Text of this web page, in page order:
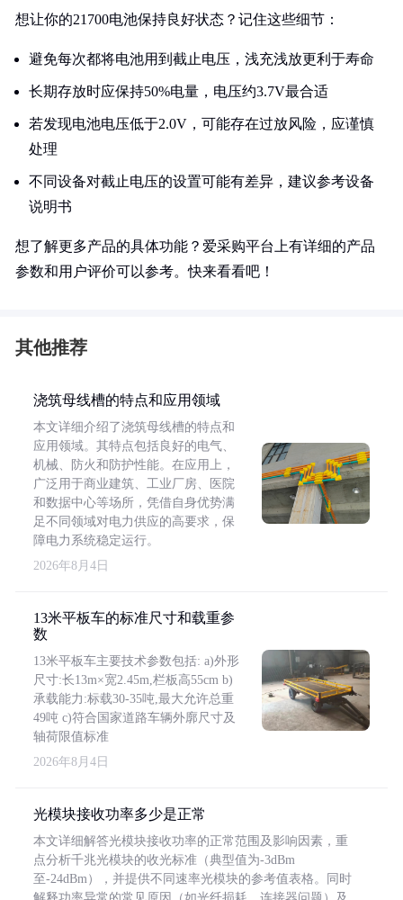
想让你的21700电池保持良好状态？记住这些细节：
避免每次都将电池用到截止电压，浅充浅放更利于寿命
长期存放时应保持50%电量，电压约3.7V最合适
若发现电池电压低于2.0V，可能存在过放风险，应谨慎
处理
不同设备对截止电压的设置可能有差异，建议参考设备
说明书
想了解更多产品的具体功能？爱采购平台上有详细的产品
参数和用户评价可以参考。快来看看吧！
其他推荐
浇筑母线槽的特点和应用领域
本文详细介绍了浇筑母线槽的特点和
应用领域。其特点包括良好的电气、
机械、防火和防护性能。在应用上，
广泛用于商业建筑、工业厂房、医院
和数据中心等场所，凭借自身优势满
足不同领域对电力供应的高要求，保
障电力系统稳定运行。
2026年8月4日
13米平板车的标准尺寸和载重参
数
13米平板车主要技术参数包括: a)外形
尺寸:长13m×宽2.45m,栏板高55cm b)
承载能力:标载30-35吨,最大允许总重
49吨 c)符合国家道路车辆外廓尺寸及
轴荷限值标准
2026年8月4日
光模块接收功率多少是正常
本文详细解答光模块接收功率的正常范围及影响因素，重
点分析千兆光模块的收光标准（典型值为-3dBm
至-24dBm），并提供不同速率光模块的参考值表格。同时